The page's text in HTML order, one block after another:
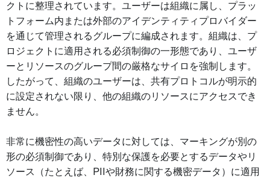
クトに整理されています。ユーザーは組織に属し、プラッ
トフォーム内または外部のアイデンティティプロバイダー
を通じて管理されるグループに編成されます。組織は、プ
ロジェクトに適用される必須制御の一形態であり、ユーザ
ーとリソースのグループ間の厳格なサイロを強制します。
したがって、組織のユーザーは、共有プロトコルが明示的
に設定されない限り、他の組織のリソースにアクセスでき
ません。
非常に機密性の高いデータに対しては、マーキングが別の
形の必須制御であり、特別な保護を必要とするデータやリ
ソース（たとえば、PIIや財務に関する機密データ）に適用